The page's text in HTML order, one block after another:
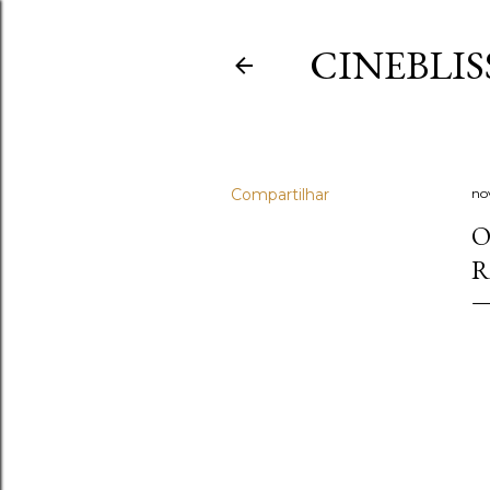
Compartilhar